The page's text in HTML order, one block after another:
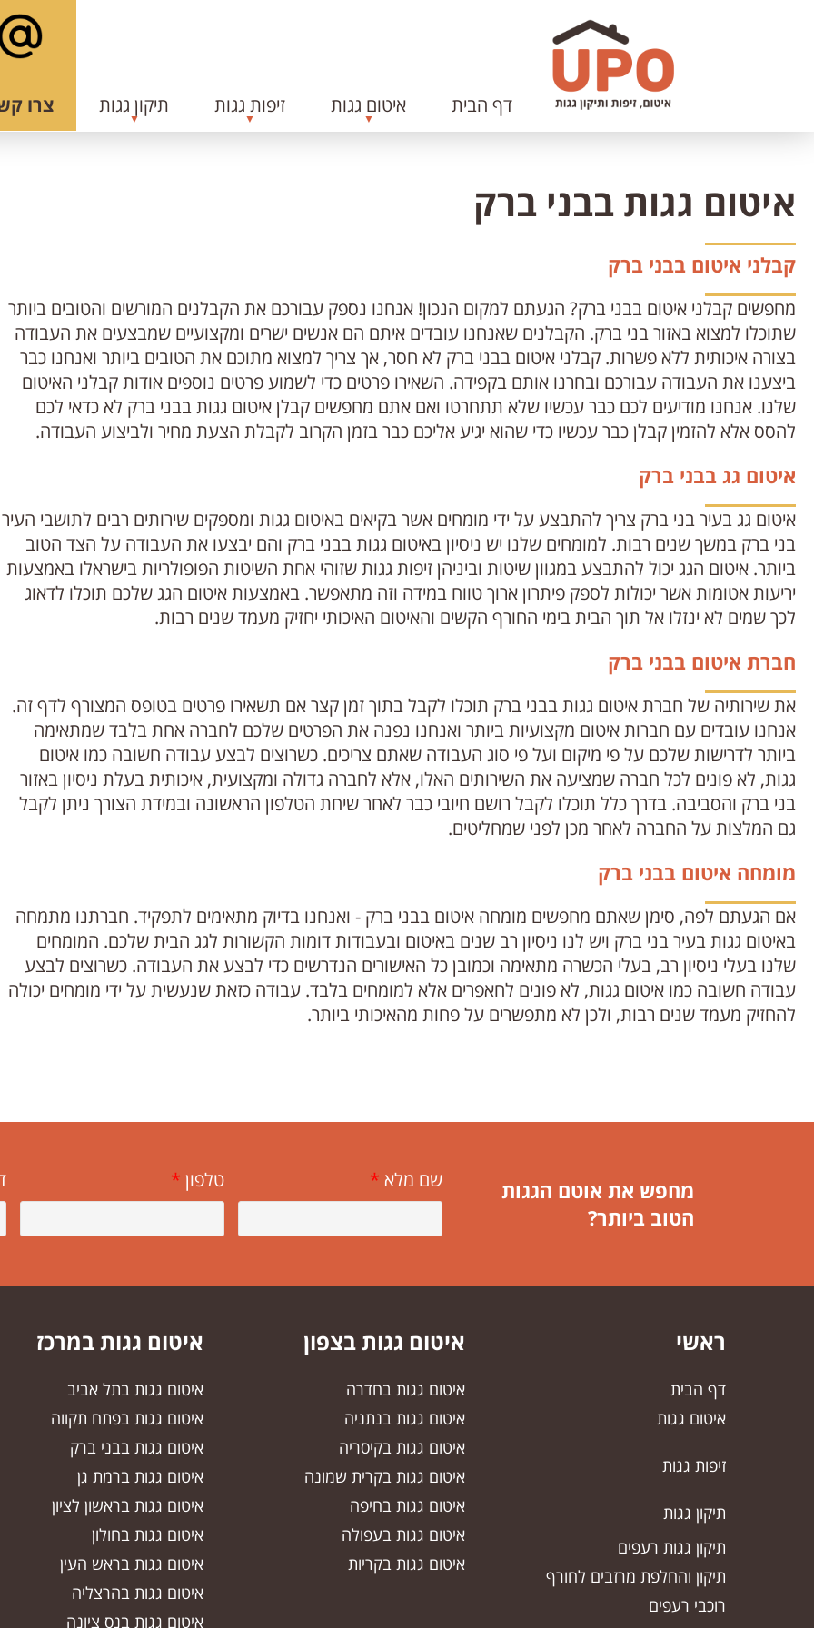
דף הבית איטום גגות זיפות גגות תיקון גגות צרו
איטום גגות בבני ברק
קבלני איטום בבני ברק
מחפשים קבלני איטום בבני ברק? הגעתם למקום הנכון! אנחנו נספק עבורכם את הקבלנים המורשים והטובים ביותר
שתוכלו למצוא באזור בני ברק. הקבלנים שאנחנו עובדים איתם הם אנשים ישרים ומקצועיים שמבצעים את העבודה
בצורה איכותית ללא פשרות. קבלני איטום בבני ברק לא חסר, אך צריך למצוא מתוכם את הטובים ביותר ואנחנו כבר
ביצענו את העבודה עבורכם ובחרנו אותם בקפידה. השאירו פרטים כדי לשמוע פרטים נוספים אודות קבלני האיטום
שלנו. אנחנו מודיעים לכם כבר עכשיו שלא תתחרטו ואם אתם מחפשים קבלן איטום גגות בבני ברק לא כדאי לכם
להסס אלא להזמין קבלן כבר עכשיו כדי שהוא יגיע אליכם כבר בזמן הקרוב לקבלת הצעת מחיר ולביצוע העבודה.
איטום גג בבני ברק
איטום גג בעיר בני ברק צריך להתבצע על ידי מומחים אשר בקיאים באיטום גגות ומספקים שירותים רבים לתושבי העיר
בני ברק במשך שנים רבות. למומחים שלנו יש ניסיון באיטום גגות בבני ברק והם יבצעו את העבודה על הצד הטוב
ביותר. איטום הגג יכול להתבצע במגוון שיטות וביניהן זיפות גגות שזוהי אחת השיטות הפופולריות בישראלו באמצעות
יריעות אטומות אשר יכולות לספק פיתרון ארוך טווח במידה וזה מתאפשר. באמצעות איטום הגג שלכם תוכלו לדאוג
לכך שמים לא ינזלו אל תוך הבית בימי החורף הקשים והאיטום האיכותי יחזיק מעמד שנים רבות.
חברת איטום בבני ברק
את שירותיה של חברת איטום גגות בבני ברק תוכלו לקבל בתוך זמן קצר אם תשאירו פרטים בטופס המצורף לדף זה.
אנחנו עובדים עם חברות איטום מקצועיות ביותר ואנחנו נפנה את הפרטים שלכם לחברה אחת בלבד שמתאימה
ביותר לדרישות שלכם על פי מיקום ועל פי סוג העבודה שאתם צריכים. כשרוצים לבצע עבודה חשובה כמו איטום
גגות, לא פונים לכל חברה שמציעה את השירותים האלו, אלא לחברה גדולה ומקצועית, איכותית בעלת ניסיון באזור
בני ברק והסביבה. בדרך כלל תוכלו לקבל רושם חיובי כבר לאחר שיחת הטלפון הראשונה ובמידת הצורך ניתן לקבל
גם המלצות על החברה לאחר מכן לפני שמחליטים.
מומחה איטום בבני ברק
אם הגעתם לפה, סימן שאתם מחפשים מומחה איטום בבני ברק - ואנחנו בדיוק מתאימים לתפקיד. חברתנו מתמחה
באיטום גגות בעיר בני ברק ויש לנו ניסיון רב שנים באיטום ובעבודות דומות הקשורות לגג הבית שלכם. המומחים
שלנו בעלי ניסיון רב, בעלי הכשרה מתאימה וכמובן כל האישורים הנדרשים כדי לבצע את העבודה. כשרוצים לבצע
עבודה חשובה כמו איטום גגות, לא פונים לחאפרים אלא למומחים בלבד. עבודה כזאת שנעשית על ידי מומחים יכולה
להחזיק מעמד שנים רבות, ולכן לא מתפשרים על פחות מהאיכותי ביותר.
מחפש את אוטם הגגות
הטוב ביותר?
שם מלא * טלפון *
ראשי
דף הבית
איטום גגות
זיפות גגות
תיקון גגות
תיקון גגות רעפים
תיקון והחלפת מרזבים לחורף
רוכבי רעפים
איטום גגות בצפון
איטום גגות בחדרה
איטום גגות בנתניה
איטום גגות בקיסריה
איטום גגות בקרית שמונה
איטום גגות בחיפה
איטום גגות בעפולה
איטום גגות בקריות
איטום גגות במרכז
איטום גגות בתל אביב
איטום גגות בפתח תקווה
איטום גגות בבני ברק
איטום גגות ברמת גן
איטום גגות בראשון לציון
איטום גגות בחולון
איטום גגות בראש העין
איטום גגות בהרצליה
איטום גגות בנס ציונה